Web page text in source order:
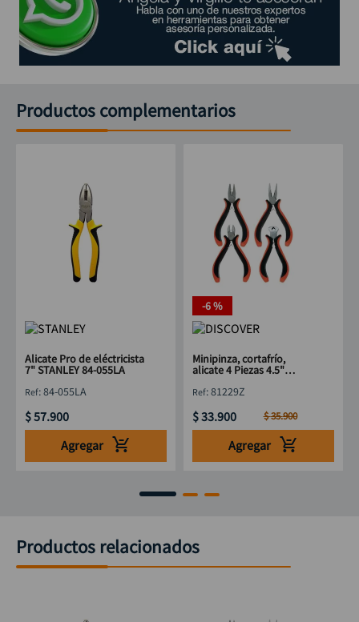
Productos complementarios
Alicate Pro de eléctricista
7" STANLEY 84-055LA
:84-055LA
$57.900
Agregar
-6 %
Minipinza, cortafrío,
alicate 4 Piezas 4.5"
:81229Z
$33.900 $35.900
Agregar
Productos relacionados